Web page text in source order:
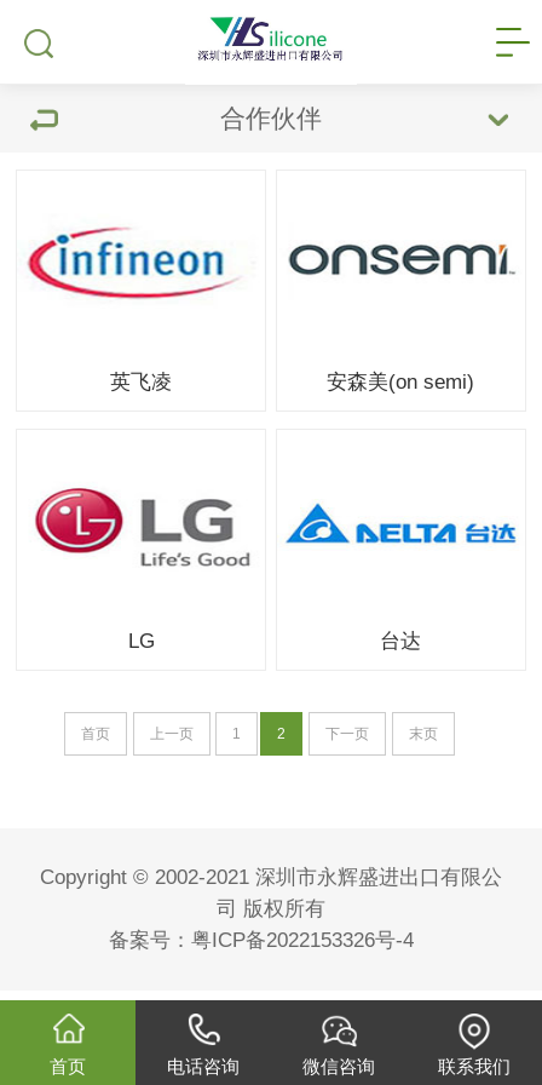
合作伙伴
英飞凌 安森美(on semi)
LG 台达
首页 上一页 1 2 下一页 末页
Copyright © 2002-2021 深圳市永辉盛进出口有限公
司 版权所有
备案号： 粤ICP备2022153326号-4
首页 电话咨询 微信咨询 联系我们